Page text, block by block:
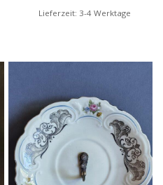
Lieferzeit: 3-4 Werktage